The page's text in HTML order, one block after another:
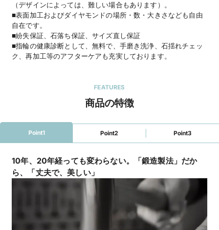
（デザインによっては、難しい場合もあります）。
■表面加工およびダイヤモンドの場所・数・大きさなども自由
自在です。
■紛失保証、石落ち保証、サイズ直し保証
■指輪の健康診断として、無料で、手磨き洗浄、石揺れチェッ
ク、再加工等のアフターケアも充実しております。
FEATURES
商品の特徴
Point1 Point2 Point3
10年、20年経っても変わらない。「鍛造製法」だか
ら、「丈夫で、美しい」